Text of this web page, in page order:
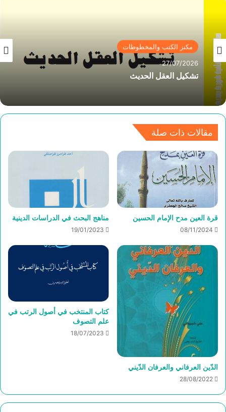
مكنز الكتب والمخطوطات
27/07/2026
تشكيل العقل الحديث
مقالات ذات صلة
قرة العين مدح الإمام الحسين
08/11/2024
مناهج البحث في الدراسات الدينية
19/01/2023
الدّين العرفاني والعرفان الدّيني
28/08/2022
كتاب المنتخب في أصول الرتب في
علم التصوف
18/07/2023